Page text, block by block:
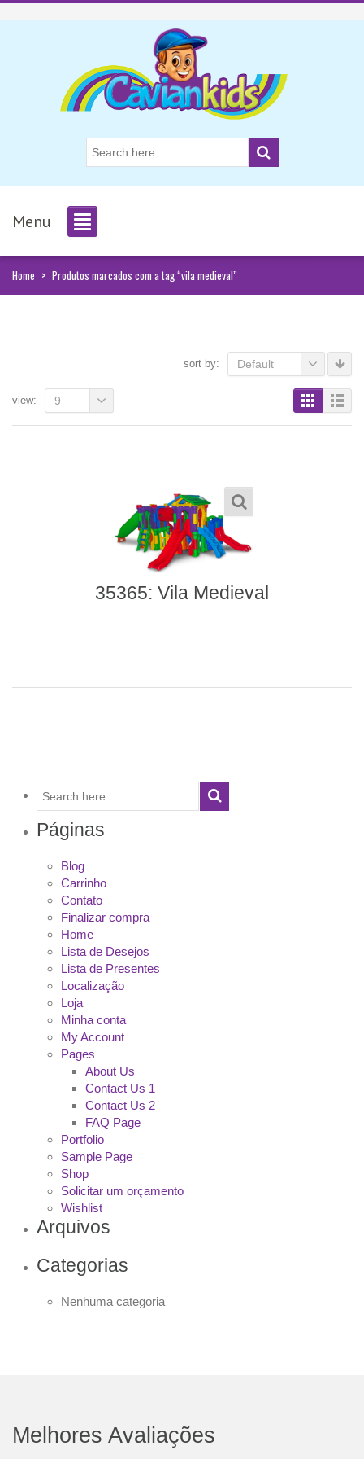
Menu
Home > Produtos marcados com a tag “vila medieval”
sort by: Default
view: 9
35365: Vila Medieval
Páginas
Blog
Carrinho
Contato
Finalizar compra
Home
Lista de Desejos
Lista de Presentes
Localização
Loja
Minha conta
My Account
Pages
About Us
Contact Us 1
Contact Us 2
FAQ Page
Portfolio
Sample Page
Shop
Solicitar um orçamento
Wishlist
Arquivos
Categorias
Nenhuma categoria
Melhores Avaliações